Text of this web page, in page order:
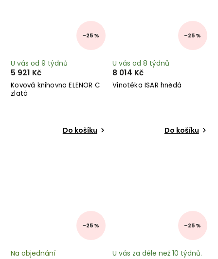
–25 %
Kovová knihovna ELENOR C
zlatá
U vás od 9 týdnů
5 921 Kč
Do košíku
–25 %
Vinotéka ISAR hnědá
U vás od 8 týdnů
8 014 Kč
Do košíku
–25 %
Na objednání
–25 %
U vás za déle než 10 týdnů.